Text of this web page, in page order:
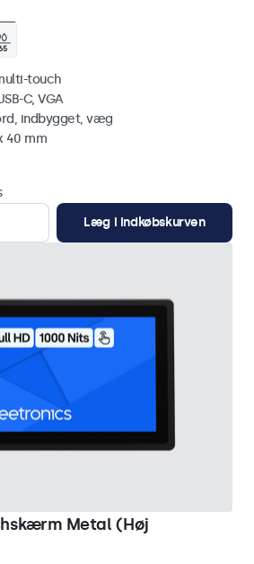
touch
C, VGA
indbygget, væg
40 mm
Læg i indkøbskurven
Metal (Høj